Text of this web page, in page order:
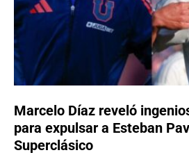
Marcelo Díaz reveló
para expulsar a Esteban
Superclásico